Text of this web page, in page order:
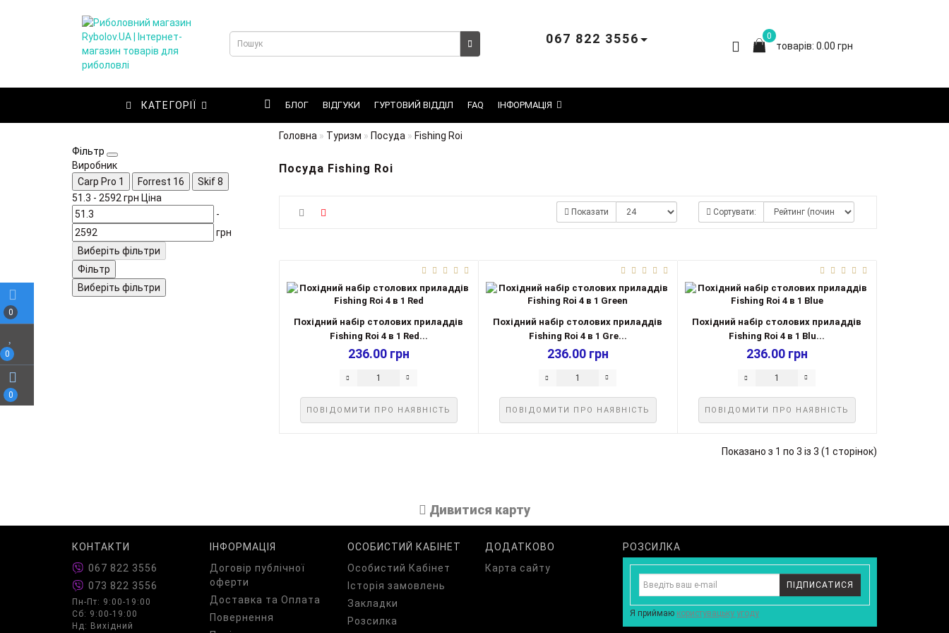
0
0
0
0
товарів: 0.00 грн
067 822 3556
КАТЕГОРІЇ БЛОГ ВІДГУКИ ГУРТОВИЙ ВІДДІЛ FAQ ІНФОРМАЦІЯ
Фільтр
Виробник
Carp Pro 1 Forrest 16 Skif8
51.3 - 2592 грн Ціна
-
грн
Виберіть фільтри
Фільтр
Виберіть фільтри
Головна Туризм Посуда Fishing Roi
Посуда Fishing Roi
Сортувати:
Показати
Похідний набір столових приладдів
Fishing Roi 4 в 1 Red...
236.00 грн
ПОВІДОМИТИ ПРО НАЯВНІСТЬ
Похідний набір столових приладдів
Fishing Roi 4 в 1 Gre...
236.00 грн
ПОВІДОМИТИ ПРО НАЯВНІСТЬ
Похідний набір столових приладдів
Fishing Roi 4 в 1 Blu...
236.00 грн
ПОВІДОМИТИ ПРО НАЯВНІСТЬ
Показано з 1 по 3 із 3 (1 сторінок)
Дивитися карту
КОНТАКТИ
067 822 3556
073 822 3556
Пн-Пт: 9:00-19:00
Сб: 9:00-19:00
Нд: Вихідний
ІНФОРМАЦІЯ
Договір публічної
оферти
Доставка та Оплата
Повернення
ОСОБИСТИЙ КАБІНЕТ
Особистий Кабінет
Історія замовлень
Закладки
Розсилка
ДОДАТКОВО
Карта сайту
РОЗСИЛКА
ПІДПИСАТИСЯ
Я приймаю користувацьку угоду